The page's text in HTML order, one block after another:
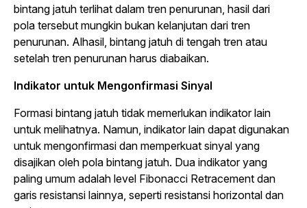
bintang jatuh terlihat dalam tren penurunan, hasil dari
pola tersebut mungkin bukan kelanjutan dari tren
penurunan. Alhasil, bintang jatuh di tengah tren atau
setelah tren penurunan harus diabaikan.
Indikator untuk Mengonfirmasi Sinyal
Formasi bintang jatuh tidak memerlukan indikator lain
untuk melihatnya. Namun, indikator lain dapat digunakan
untuk mengonfirmasi dan memperkuat sinyal yang
disajikan oleh pola bintang jatuh. Dua indikator yang
paling umum adalah level Fibonacci Retracement dan
garis resistansi lainnya, seperti resistansi horizontal dan